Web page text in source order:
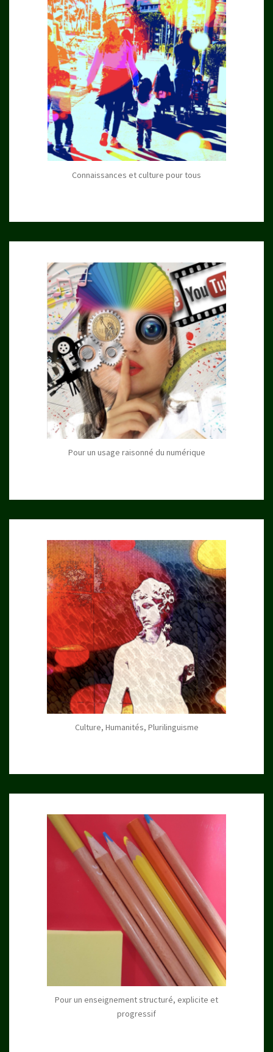
Connaissances et culture pour tous
Pour un usage raisonné du numérique
Culture, Humanités, Plurilinguisme
Pour un enseignement structuré, explicite et
progressif